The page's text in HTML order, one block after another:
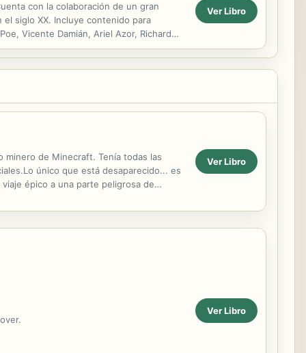
con la colaboración de un gran
siglo XX. Incluye contenido para
Vicente Damián, Ariel Azor, Richard
Ver Libro
minero de Minecraft. Tenía todas las
único que está desaparecido... es
épico a una parte peligrosa de
Ver Libro
Ver Libro